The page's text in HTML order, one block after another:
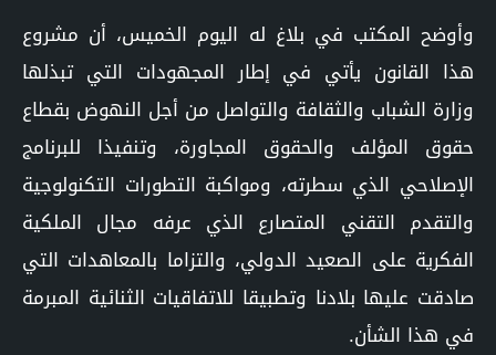
وأوضح المكتب في بلاغ له اليوم الخميس، أن مشروع
هذا القانون يأتي في إطار المجهودات التي تبذلها
وزارة الشباب والثقافة والتواصل من أجل النهوض بقطاع
حقوق المؤلف والحقوق المجاورة، وتنفيذا للبرنامج
الإصلاحي الذي سطرته، ومواكبة التطورات التكنولوجية
والتقدم التقني المتصارع الذي عرفه مجال الملكية
الفكرية على الصعيد الدولي، والتزاما بالمعاهدات التي
صادقت عليها بلادنا وتطبيقا للاتفاقيات الثنائية المبرمة
في هذا الشأن.